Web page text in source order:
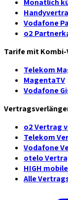
Monatlich
Vodafone
o2
Tarife mit
Telekom
MagentaTV
Vodafone
o2 Vertrag
Telekom
Vodafone
otelo
HIGH
Alle